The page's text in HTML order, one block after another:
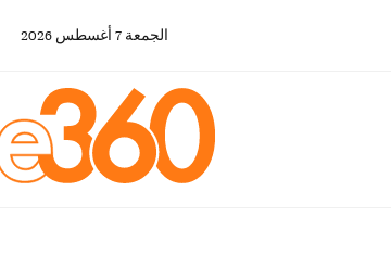
الجمعة 7 أغسطس 2026